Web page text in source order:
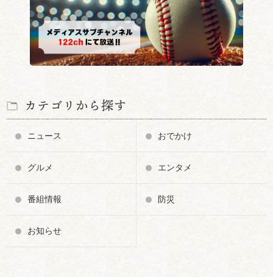
カテゴリから探す
ニュース おでかけ
グルメ エンタメ
番組情報 防災
お知らせ